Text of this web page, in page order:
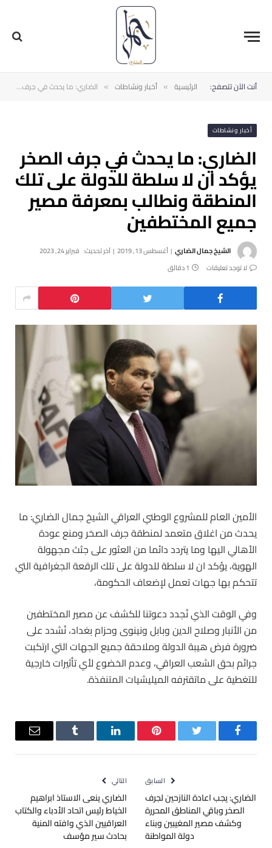
أنت الآن تتصفح: الرئيسية » أخبار ونشاطات » الضاري: ما يحدث في جرف الصخر يؤكد ان لا سلطة للدولة على تلك المنطقة ونطالب بمعرفة مصير جميع المختطفين
أخبار ونشاطات
الضاري: ما يحدث في جرف الصخر
يؤكد ان لا سلطة للدولة على تلك
المنطقة ونطالب بمعرفة مصير
جميع المختطفين
الشيخ جمال الضاري أغسطس 13, 2019 آخر تحديث: فبراير 24, 2023
لا توجد تعليقات
1 دقائق
‏‎الأمين العام للمشروع الوطني العراقي الشيخ جمال الضاري: ما
يحدث من اغلاق متعمد لمنطقة جرف الصخر ومنع عودة
الأهالي اليها وما يتردد دائما من العثور على جثث مجهولة
الهوية، يؤكد ان لا سلطة للدولة على تلك الرقعة الجغرافية التي
تتحكم بها جهات تعمل لإضعاف الحكومة،
وفي الوقت الذي نُجدد دعوتنا للكشف عن مصير المختطفين
من الأنبار وصلاح الدين وبابل ونينوى وحزام بغداد، نُشدد على
ضرورة فرض هيبة الدولة وملاحقة جميع الجهات التي ارتكبت
جرائم بحق الشعب العراقي، وعدم الخضوع لأي تأثيرات خارجية
للتغطية على ماتقترفه الميليشيات المتنفذة.
فيسبوك تويتر بينتيريستلينكدإن Tumblr
البريد
السابق
الضاري: يجب اعادة النازحين لجرف
الصخر وباقي المناطق المحررة
وكشف مصير المغيبين وبناء
دولة المواطنة
التالي
الضاري ينعى الاستاذ ابراهيم
الخياط رئيس اتحاد الأدباء والكتاب
العراقيين الذي وافته المنية
بحادث سير مؤسف